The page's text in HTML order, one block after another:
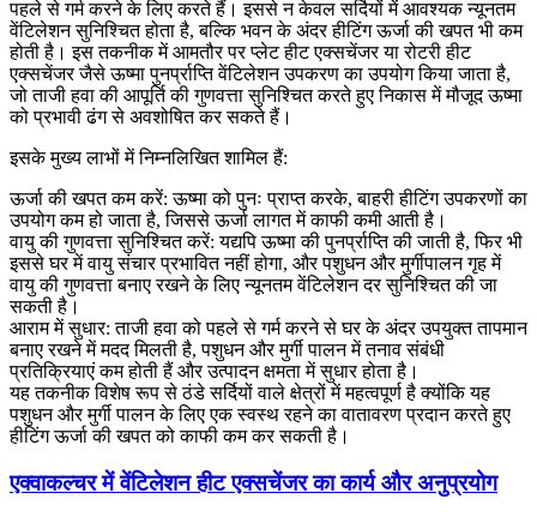
पहले से गर्म करने के लिए करते हैं। इससे न केवल सर्दियों में आवश्यक न्यूनतम
वेंटिलेशन सुनिश्चित होता है, बल्कि भवन के अंदर हीटिंग ऊर्जा की खपत भी कम
होती है। इस तकनीक में आमतौर पर प्लेट हीट एक्सचेंजर या रोटरी हीट
एक्सचेंजर जैसे ऊष्मा पुनर्प्राप्ति वेंटिलेशन उपकरण का उपयोग किया जाता है,
जो ताजी हवा की आपूर्ति की गुणवत्ता सुनिश्चित करते हुए निकास में मौजूद ऊष्मा
को प्रभावी ढंग से अवशोषित कर सकते हैं।
इसके मुख्य लाभों में निम्नलिखित शामिल हैं:
ऊर्जा की खपत कम करें: ऊष्मा को पुनः प्राप्त करके, बाहरी हीटिंग उपकरणों का
उपयोग कम हो जाता है, जिससे ऊर्जा लागत में काफी कमी आती है।
वायु की गुणवत्ता सुनिश्चित करें: यद्यपि ऊष्मा की पुनर्प्राप्ति की जाती है, फिर भी
इससे घर में वायु संचार प्रभावित नहीं होगा, और पशुधन और मुर्गीपालन गृह में
वायु की गुणवत्ता बनाए रखने के लिए न्यूनतम वेंटिलेशन दर सुनिश्चित की जा
सकती है।
आराम में सुधार: ताजी हवा को पहले से गर्म करने से घर के अंदर उपयुक्त तापमान
बनाए रखने में मदद मिलती है, पशुधन और मुर्गी पालन में तनाव संबंधी
प्रतिक्रियाएं कम होती हैं और उत्पादन क्षमता में सुधार होता है।
यह तकनीक विशेष रूप से ठंडे सर्दियों वाले क्षेत्रों में महत्वपूर्ण है क्योंकि यह
पशुधन और मुर्गी पालन के लिए एक स्वस्थ रहने का वातावरण प्रदान करते हुए
हीटिंग ऊर्जा की खपत को काफी कम कर सकती है।
एक्वाकल्चर में वेंटिलेशन हीट एक्सचेंजर का कार्य और अनुप्रयोग